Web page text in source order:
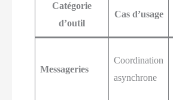
Catégorie
d’outil
Cas d’usage
Messageries
Coordination
asynchrone